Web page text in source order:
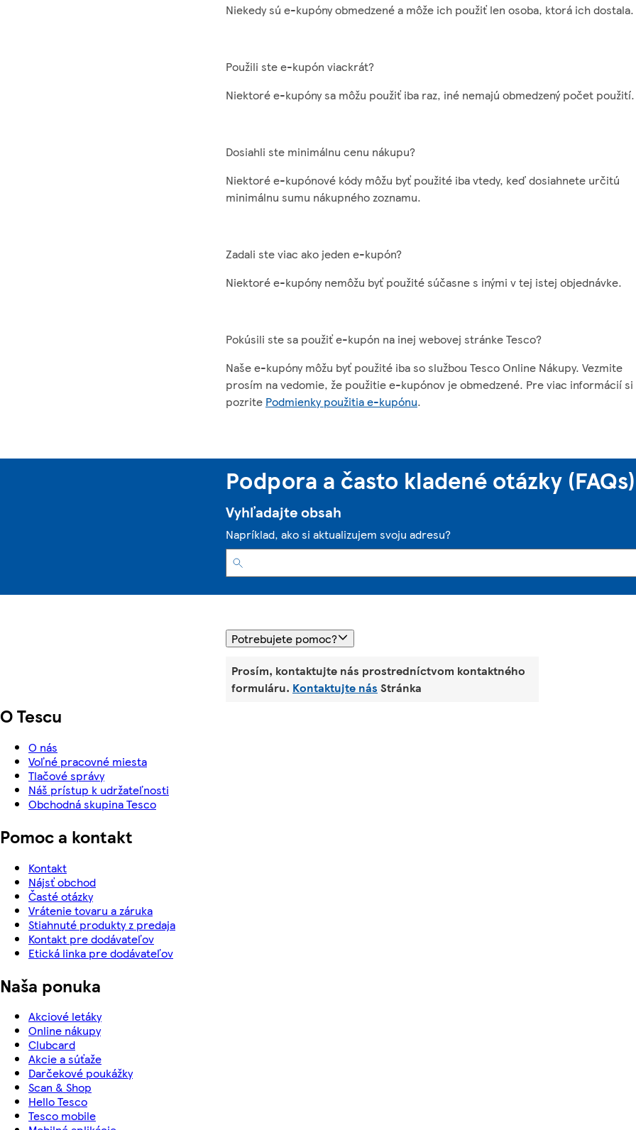
Niekedy sú e-kupóny obmedzené a môže ich použiť len osoba, ktorá ich dostala.
Použili ste e-kupón viackrát?
Niektoré e-kupóny sa môžu použiť iba raz, iné nemajú obmedzený počet použití.
Dosiahli ste minimálnu cenu nákupu?
Niektoré e-kupónové kódy môžu byť použité iba vtedy, keď dosiahnete určitú
minimálnu sumu nákupného zoznamu.
Zadali ste viac ako jeden e-kupón?
Niektoré e-kupóny nemôžu byť použité súčasne s inými v tej istej objednávke.
Pokúsili ste sa použiť e-kupón na inej webovej stránke Tesco?
Naše e-kupóny môžu byť použité iba so službou Tesco Online Nákupy. Vezmite
prosím na vedomie, že použitie e-kupónov je obmedzené. Pre viac informácií si
pozrite Podmienky použitia e-kupónu.
Podpora a často kladené otázky (FAQs)
Vyhľadajte obsah
Napríklad, ako si aktualizujem svoju adresu?
Potrebujete pomoc?
Prosím, kontaktujte nás prostredníctvom kontaktného
formuláru. Kontaktujte nás Stránka
O Tescu
O nás
Voľné pracovné miesta
Tlačové správy
Náš prístup k udržateľnosti
Obchodná skupina Tesco
Pomoc a kontakt
Kontakt
Nájsť obchod
Časté otázky
Vrátenie tovaru a záruka
Stiahnuté produkty z predaja
Kontakt pre dodávateľov
Etická linka pre dodávateľov
Naša ponuka
Akciové letáky
Online nákupy
Clubcard
Akcie a súťaže
Darčekové poukážky
Scan & Shop
Hello Tesco
Tesco mobile